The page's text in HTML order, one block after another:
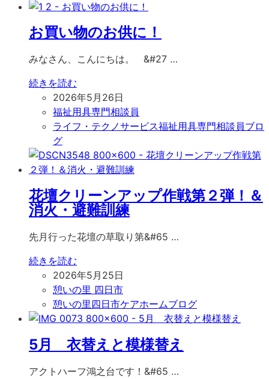
お買い物のお供に！
みなさん、こんにちは。 &#27 …
続きを読む
2026年5月26日
福祉用具専門相談員
ライフ・テクノサービス福祉用具専門相談員ブロ
グ
花壇クリーンアップ作戦第２弾！＆
消火・避難訓練
先月行った花壇の草取り第&#65 …
続きを読む
2026年5月25日
憩いの里 四日市
憩いの里四日市ケアホームブログ
5月 衣替えと模様替え
アクトハーフ鴻之台です！&#65 …